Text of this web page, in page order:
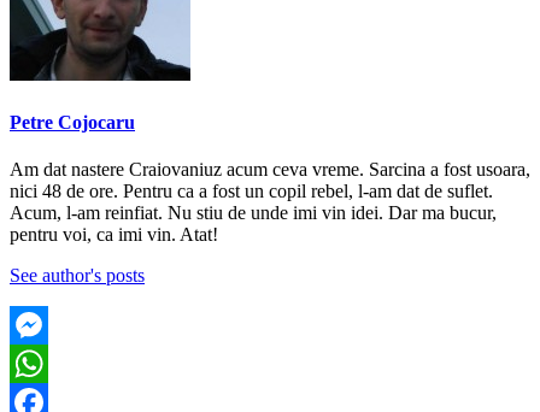
Petre Cojocaru
Am dat nastere Craiovaniuz acum ceva vreme. Sarcina a fost usoara,
nici 48 de ore. Pentru ca a fost un copil rebel, l-am dat de suflet.
Acum, l-am reinfiat. Nu stiu de unde imi vin idei. Dar ma bucur,
pentru voi, ca imi vin. Atat!
See author's posts
Messenger
WhatsApp